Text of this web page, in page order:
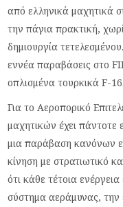
από ελληνικά μαχητικά
την πάγια πρακτική,
δημιουργία
εννέα παραβάσεις στο
οπλισμένα τουρκικά F-16.
Για το Αεροπορικό
μαχητικών έχει πάντοτε
μια παράβαση κανόνων
κίνηση με στρατιωτικό
ότι κάθε τέτοια
σύστημα αεράμυνας,